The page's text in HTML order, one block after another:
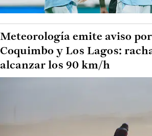
Meteorología emite aviso
Coquimbo y Los Lagos:
alcanzar los 90 km/h